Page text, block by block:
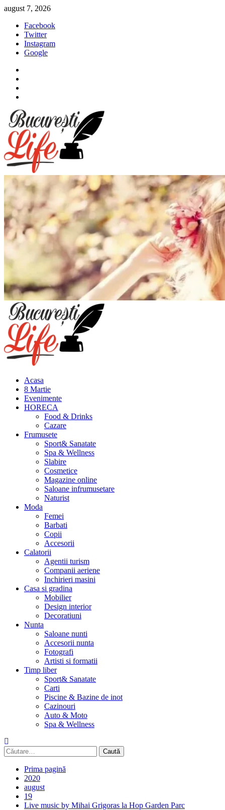
Sari
conținut
august 7, 2026
Facebook
Twitter
Instagram
Google
Meniu
principal
Acasa
8 Martie
Evenimente
HORECA
Food & Drinks
Cazare
Frumusete
Sport& Sanatate
Spa & Wellness
Slabire
Cosmetice
Magazine online
Saloane infrumusetare
Naturist
Moda
Femei
Barbati
Copii
Accesorii
Calatorii
Agentii turism
Companii aeriene
Inchirieri masini
Casa si gradina
Mobilier
Design interior
Decoratiuni
Nunta
Saloane nunti
Accesorii nunta
Fotografi
Artisti si formatii
Timp liber
Sport& Sanatate
Carti
Piscine & Bazine de inot
Cazinouri
Auto & Moto
Spa & Wellness
Caută
după:
Prima pagină
2020
august
19
Live music by Mihai Grigoras la Hop Garden Parc